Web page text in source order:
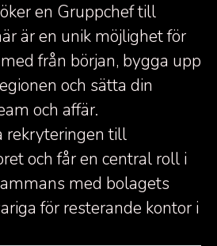
en Gruppchef till
är en unik möjlighet för
från början, bygga upp
och sätta din
och affär.
rekryteringen till
och får en central roll i
med bolagets
för resterande kontor i